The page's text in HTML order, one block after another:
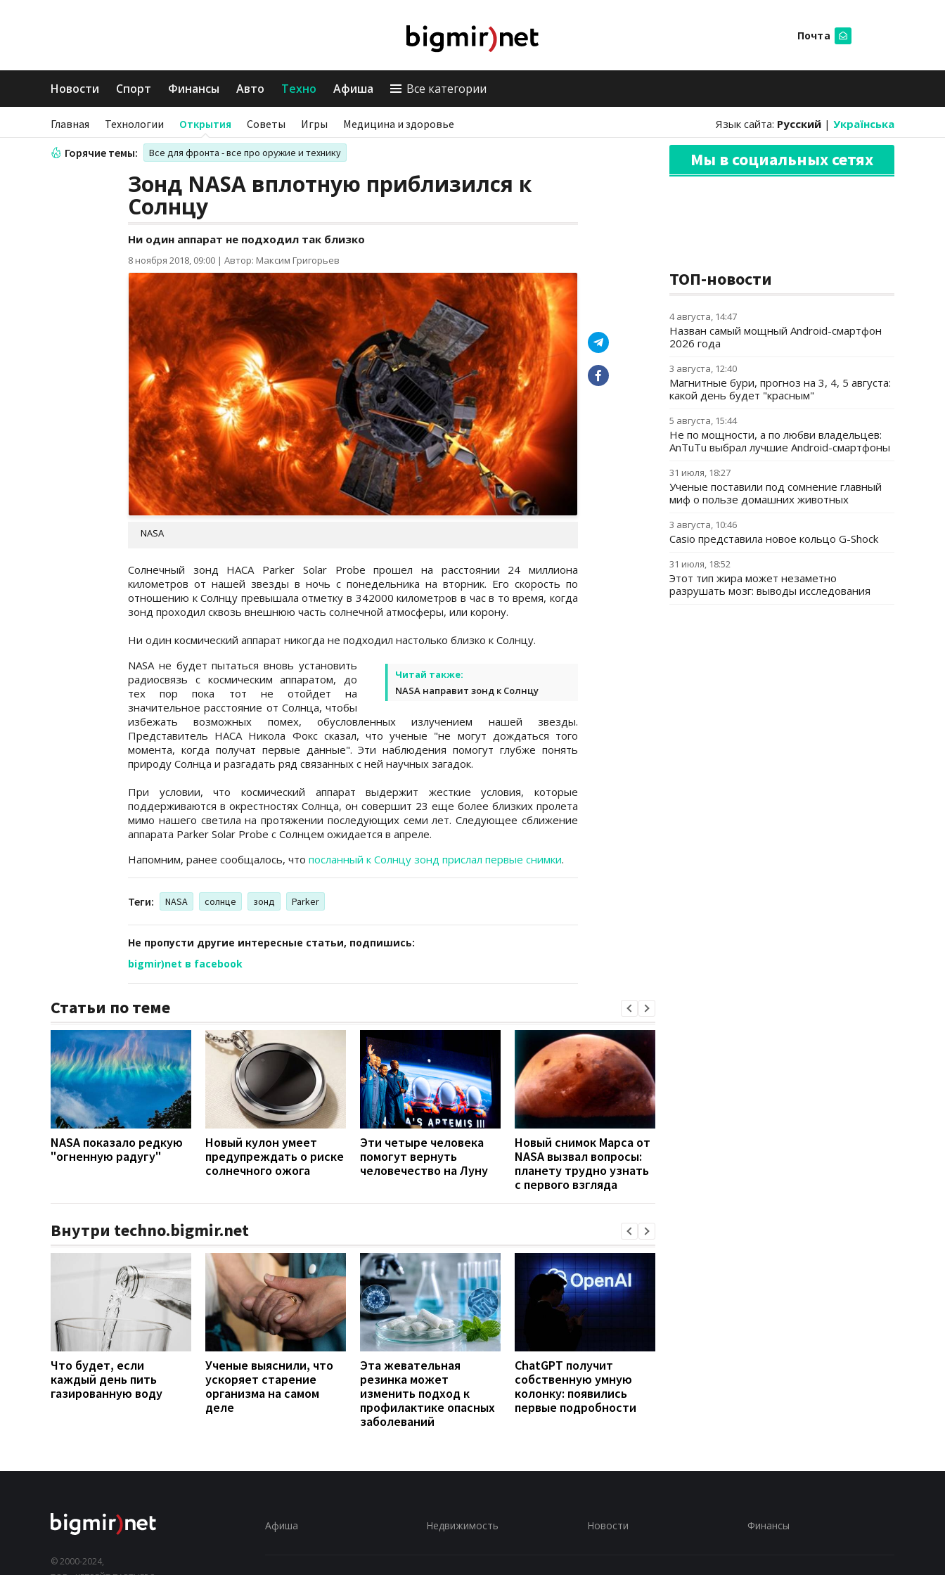
Почта
Новости Спорт Финансы Авто Техно Афиша Все категории
Главная Технологии Открытия Советы Игры Медицина и здоровье Язык сайта: Русский | Українська
Горячие темы: Все для фронта - все про оружие и технику
Зонд NASA вплотную приблизился к
Солнцу
Ни один аппарат не подходил так близко
8 ноября 2018, 09:00 | Автор: Максим Григорьев
NASA
Солнечный зонд НАСА Parker Solar Probe прошел на расстоянии 24 миллиона
километров от нашей звезды в ночь с понедельника на вторник. Его скорость по
отношению к Солнцу превышала отметку в 342000 километров в час в то время, когда
зонд проходил сквозь внешнюю часть солнечной атмосферы, или корону.
Ни один космический аппарат никогда не подходил настолько близко к Солнцу.
Читай также:
NASA направит зонд к Солнцу
NASA не будет пытаться вновь установить
радиосвязь с космическим аппаратом, до
тех пор пока тот не отойдет на
значительное расстояние от Солнца, чтобы
избежать возможных помех, обусловленных излучением нашей звезды.
Представитель НАСА Никола Фокс сказал, что ученые "не могут дождаться того
момента, когда получат первые данные". Эти наблюдения помогут глубже понять
природу Солнца и разгадать ряд связанных с ней научных загадок.
При условии, что космический аппарат выдержит жесткие условия, которые
поддерживаются в окрестностях Солнца, он совершит 23 еще более близких пролета
мимо нашего светила на протяжении последующих семи лет. Следующее сближение
аппарата Parker Solar Probe с Солнцем ожидается в апреле.
Напомним, ранее сообщалось, что посланный к Солнцу зонд прислал первые снимки.
Теги: NASA солнце зонд Parker
Не пропусти другие интересные статьи, подпишись:
bigmir)net в facebook
Статьи по теме
NASA показало редкую
"огненную радугу"
Новый кулон умеет
предупреждать о риске
солнечного ожога
Эти четыре человека
помогут вернуть
человечество на Луну
Новый снимок Марса от
NASA вызвал вопросы:
планету трудно узнать
с первого взгляда
Внутри techno.bigmir.net
Что будет, если
каждый день пить
газированную воду
Ученые выяснили, что
ускоряет старение
организма на самом
деле
Эта жевательная
резинка может
изменить подход к
профилактике опасных
заболеваний
ChatGPT получит
собственную умную
колонку: появились
первые подробности
Мы в социальных сетях
ТОП-новости
4 августа, 14:47
Назван самый мощный Android-смартфон
2026 года
3 августа, 12:40
Магнитные бури, прогноз на 3, 4, 5 августа:
какой день будет "красным"
5 августа, 15:44
Не по мощности, а по любви владельцев:
AnTuTu выбрал лучшие Android-смартфоны
31 июля, 18:27
Ученые поставили под сомнение главный
миф о пользе домашних животных
3 августа, 10:46
Casio представила новое кольцо G-Shock
31 июля, 18:52
Этот тип жира может незаметно
разрушать мозг: выводы исследования
© 2000-2024,
Афиша Недвижимость Новости Финансы